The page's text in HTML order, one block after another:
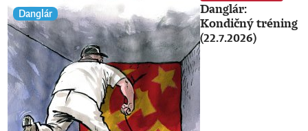
Danglár
Danglár:
Kondičný tréning
(22.7.2026)